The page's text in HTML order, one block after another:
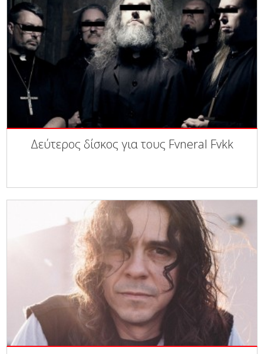
Δεύτερος δίσκος για τους Fvneral Fvkk